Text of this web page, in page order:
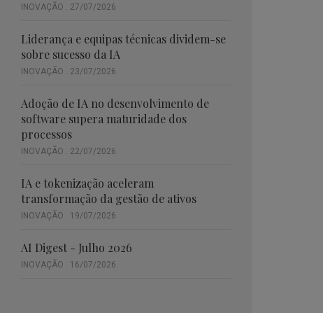
INOVAÇÃO . 27/07/2026
Liderança e equipas técnicas dividem-se
sobre sucesso da IA
INOVAÇÃO . 23/07/2026
Adoção de IA no desenvolvimento de
software supera maturidade dos
processos
INOVAÇÃO . 22/07/2026
IA e tokenização aceleram
transformação da gestão de ativos
INOVAÇÃO . 19/07/2026
AI Digest - Julho 2026
INOVAÇÃO . 16/07/2026